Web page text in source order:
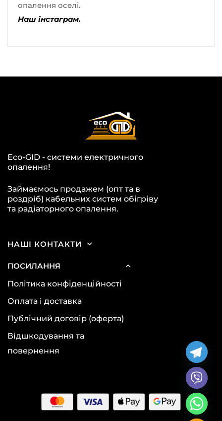
опалення оселі.
Наш інстаграм.
Eco-GID - системи електричного
опалення!
Займаємось продажем (опт та в
роздріб) кабельних систем обігріву
та радіаторного опалення.
НАШІ КОНТАКТИ
ПОСИЛАННЯ
Політика конфіденційності
Оплата і доставка
Публічний договір (оферта)
Відшкодування та
повернення